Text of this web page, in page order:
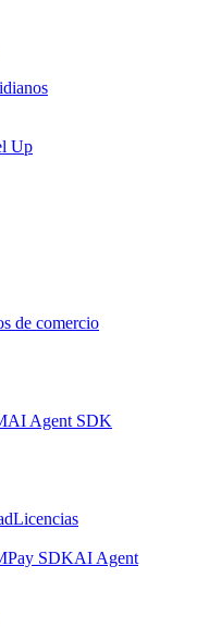
Up
de comercio
AI Agent SDK
Licencias
Pay SDKAI Agent